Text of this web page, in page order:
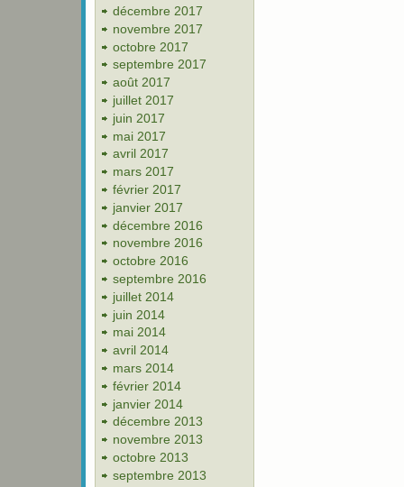
décembre 2017
novembre 2017
octobre 2017
septembre 2017
août 2017
juillet 2017
juin 2017
mai 2017
avril 2017
mars 2017
février 2017
janvier 2017
décembre 2016
novembre 2016
octobre 2016
septembre 2016
juillet 2014
juin 2014
mai 2014
avril 2014
mars 2014
février 2014
janvier 2014
décembre 2013
novembre 2013
octobre 2013
septembre 2013